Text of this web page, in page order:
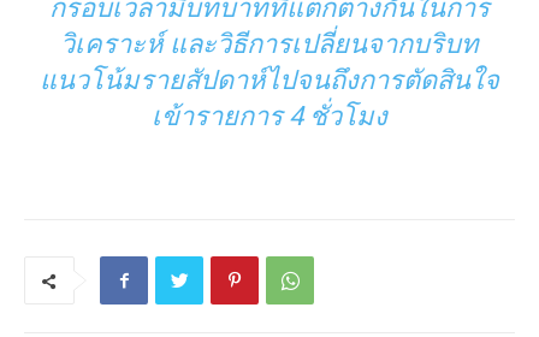
กรอบเวลามีบทบาทที่แตกต่างกันในการ
วิเคราะห์ และวิธีการเปลี่ยนจากบริบท
แนวโน้มรายสัปดาห์ไปจนถึงการตัดสินใจ
เข้ารายการ 4 ชั่วโมง